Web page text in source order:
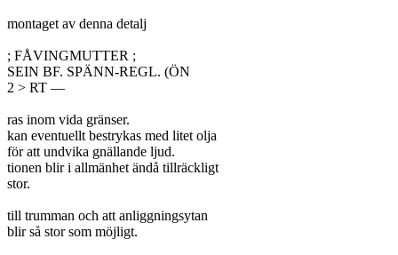
montaget av denna detalj
; FÅVINGMUTTER ;
SEIN BF. SPÄNN-REGL. (ÖN
2 > RT —
ras inom vida gränser.
kan eventuellt bestrykas med litet olja
för att undvika gnällande ljud.
tionen blir i allmänhet ändå tillräckligt
stor.
till trumman och att anliggningsytan
blir så stor som möjligt.